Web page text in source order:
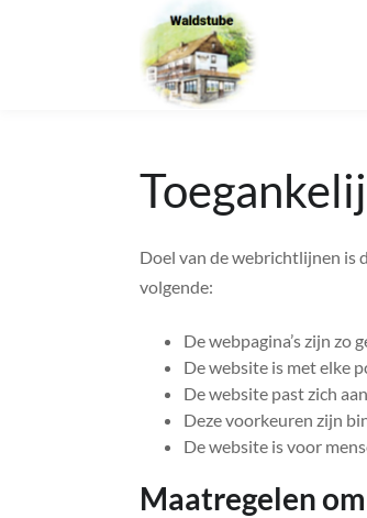
Doel van de webrichtlijnen is
volgende:
De webpagina’s zijn zo
De website is met elke
De website past zich
Deze voorkeuren zijn
De website is voor
Maatregelen